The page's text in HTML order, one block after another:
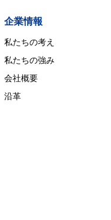
企業情報
私たちの考え
私たちの強み
会社概要
沿革